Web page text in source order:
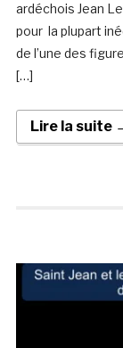
ardéchois Jean
pour la plupart
de l’une des
[…]
Lire la suite